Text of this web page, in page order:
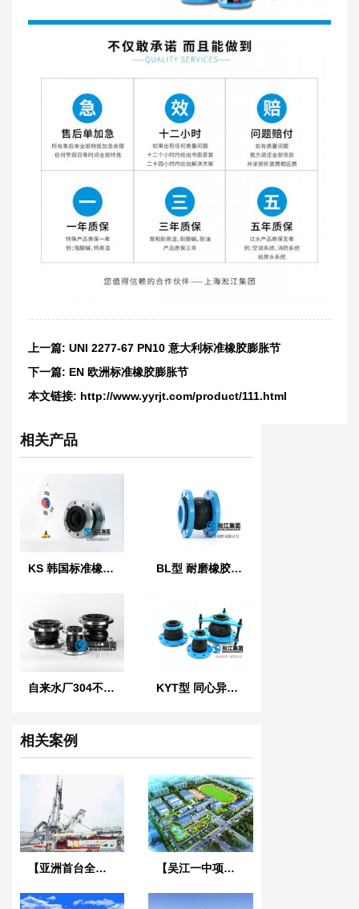
上一篇: UNI 2277-67 PN10 意大利标准橡胶膨胀节
下一篇: EN 欧洲标准橡胶膨胀节
本文链接: http://www.yyrjt.com/product/111.html
相关产品
KS 韩国标准橡胶防震接头 BL型 耐磨橡胶软连接
自来水厂304不锈钢橡胶管接头 KYT型 同心异径橡胶接头
相关案例
【亚洲首台全液压智能钻机】四氟橡胶接头合同 【吴江一中项目】吊式减震器合同